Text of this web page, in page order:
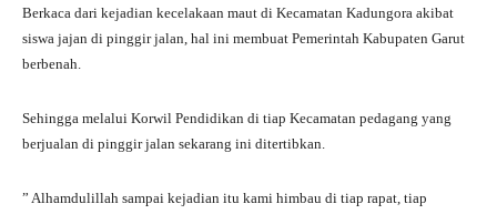
Berkaca dari kejadian kecelakaan maut di Kecamatan Kadungora akibat
siswa jajan di pinggir jalan, hal ini membuat Pemerintah Kabupaten Garut
berbenah.
Sehingga melalui Korwil Pendidikan di tiap Kecamatan pedagang yang
berjualan di pinggir jalan sekarang ini ditertibkan.
” Alhamdulillah sampai kejadian itu kami himbau di tiap rapat, tiap